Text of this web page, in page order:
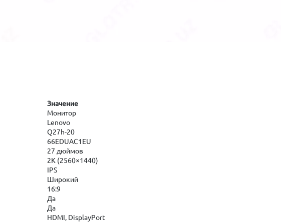
Значение
Монитор
Lenovo
Q27h-20
66EDUAC1EU
27 дюймов
2K (2560×1440)
IPS
Широкий
16:9
Да
Да
HDMI, DisplayPort